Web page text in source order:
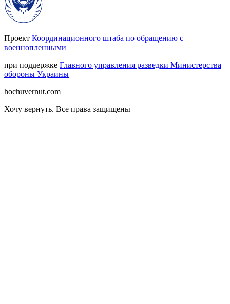
Проект Координационного штаба по обращению с
военнопленными
при поддержке Главного управления разведки Министерства
обороны Украины
hochuvernut.com
Хочу вернуть. Все права защищены